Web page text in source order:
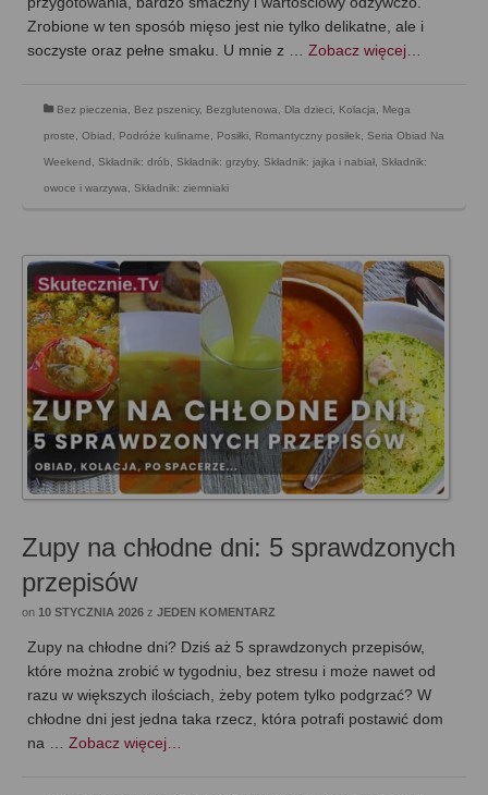
Zrobione w ten sposób mięso jest nie tylko delikatne, ale i
soczyste oraz pełne smaku. U mnie z … Zobacz więcej…
Bez pieczenia Bez pszenicy, Bezglutenowa Dla dzieci Kolacja Mega
proste Obiad Podróże kulinarne Posiłki Romantyczny posiłek Seria Obiad Na
Weekend Składnik: drób Składnik: grzyby, Składnik: jajka i nabiał Składnik:
owoce i warzywa Składnik: ziemniaki
Zupy na chłodne dni: 5 sprawdzonych
przepisów
on 10 STYCZNIA 2026 z JEDEN KOMENTARZ
Zupy na chłodne dni? Dziś aż 5 sprawdzonych przepisów,
które można zrobić w tygodniu, bez stresu i może nawet od
razu w większych ilościach, żeby potem tylko podgrzać? W
chłodne dni jest jedna taka rzecz, która potrafi postawić dom
na … Zobacz więcej…